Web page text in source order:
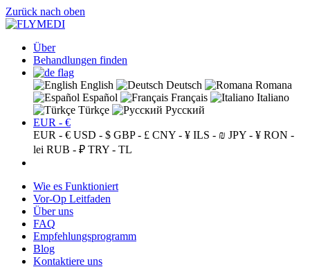
Zurück nach oben
Über
Behandlungen finden
English Deutsch
Romana
Español
Français
Italiano
Türkçe
Русский
EUR - €
EUR - € USD - $ GBP - £ CNY - ¥ ILS - ₪ JPY - ¥ RON -
lei RUB - ₽ TRY - TL
Wie es Funktioniert
Vor-Op Leitfaden
Über uns
FAQ
Empfehlungsprogramm
Blog
Kontaktiere uns